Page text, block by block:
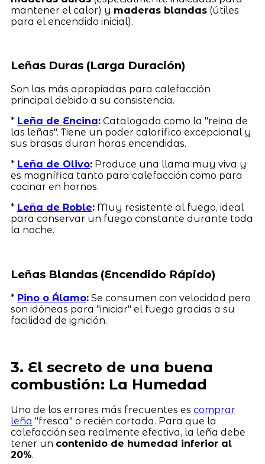
mantener el calor) y maderas blandas(útiles
para el encendido inicial).
Leñas Duras (Larga Duración)
Son las más apropiadas para calefacción
principal debido a su consistencia.
* Leña de Encina:Catalogada como la "reina de
las leñas". Tiene un poder calorífico excepcional y
sus brasas duran horas encendidas.
* Leña de Olivo:Produce una llama muy viva y
es magnífica tanto para calefacción como para
cocinar en hornos.
* Leña de Roble:Muy resistente al fuego, ideal
para conservar un fuego constante durante toda
la noche.
Leñas Blandas (Encendido Rápido)
* Pino o Álamo:Se consumen con velocidad pero
son idóneas para "iniciar" el fuego gracias a su
facilidad de ignición.
3. El secreto de una buena
combustión: La Humedad
Uno de los errores más frecuentes es comprar
leña "fresca" o recién cortada. Para que la
calefacción sea realmente efectiva, la leña debe
tener un contenido de humedad inferior al
20%.